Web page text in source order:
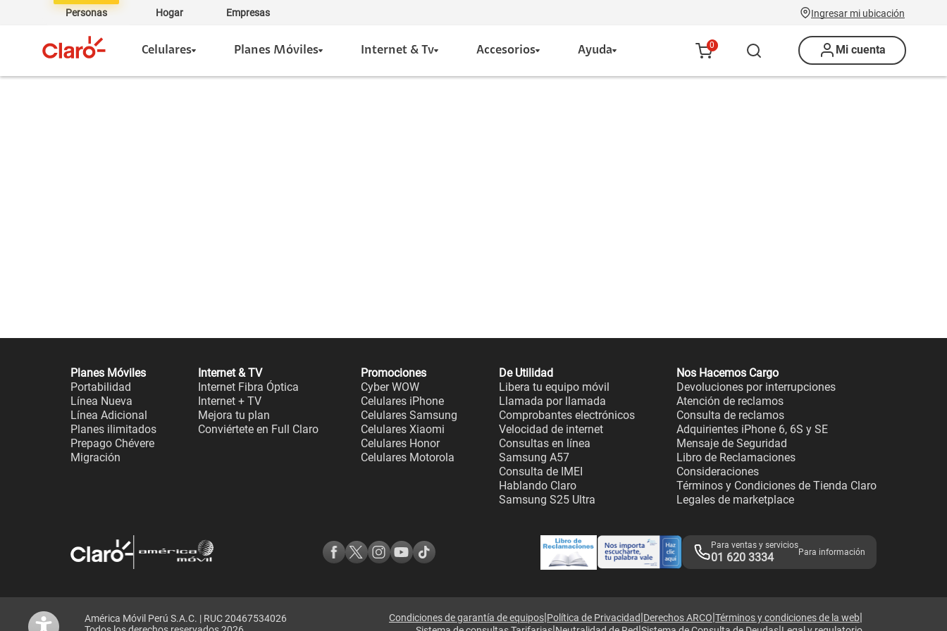
Personas Hogar Empresas Ingresar mi ubicación
Celulares Planes Móviles Internet & Tv Accesorios Ayuda 0 Mi cuenta
Planes Móviles
Portabilidad
Línea Nueva
Línea Adicional
Planes ilimitados
Prepago Chévere
Migración
Internet & TV
Internet Fibra Óptica
Internet + TV
Mejora tu plan
Conviértete en Full Claro
Promociones
Cyber WOW
Celulares iPhone
Celulares Samsung
Celulares Xiaomi
Celulares Honor
Celulares Motorola
De Utilidad
Libera tu equipo móvil
Llamada por llamada
Comprobantes electrónicos
Velocidad de internet
Consultas en línea
Samsung A57
Consulta de IMEI
Hablando Claro
Samsung S25 Ultra
Nos Hacemos Cargo
Devoluciones por interrupciones
Atención de reclamos
Consulta de reclamos
Adquirientes iPhone 6, 6S y SE
Mensaje de Seguridad
Libro de Reclamaciones
Consideraciones
Términos y Condiciones de Tienda Claro
Legales de marketplace
Para ventas y servicios
01 620 3334 Para información
América Móvil Perú S.A.C. | RUC 20467534026
Condiciones de garantía de equipos|Política de Privacidad|Derechos ARCO|Términos y condiciones de la web|